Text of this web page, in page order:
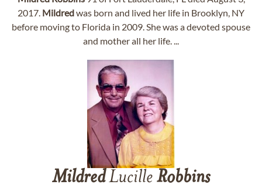
2017. Mildredwas born and lived her life in Brooklyn, NY
before moving to Florida in 2009. She was a devoted spouse
and mother all her life. ...
MildredLucille Robbins